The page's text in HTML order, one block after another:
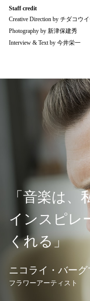
Staff credit
Creative Direction by チダコウ
Photography by 新津保建秀
Interview & Text by 今井栄一
「音楽は、
インスピレ
くれる」
ニコライ・バーグ
フラワーアーティスト